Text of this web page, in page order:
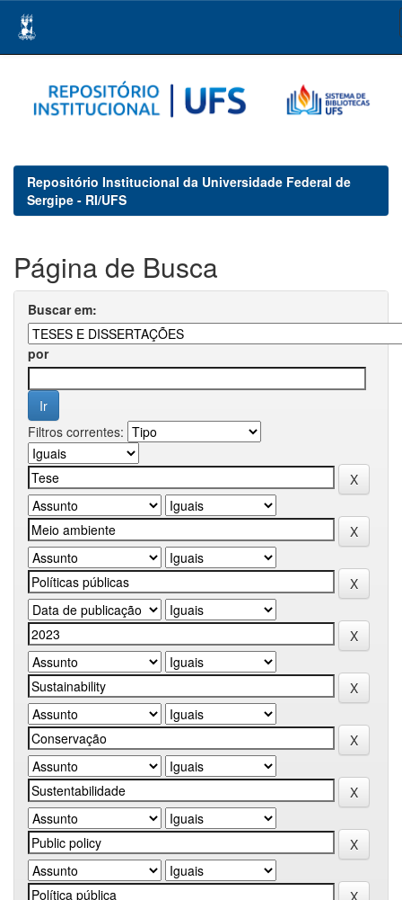
navigation
Repositório Institucional da Universidade Federal de
Sergipe - RI/UFS
Página de Busca
Buscar em:
por
Filtros correntes: